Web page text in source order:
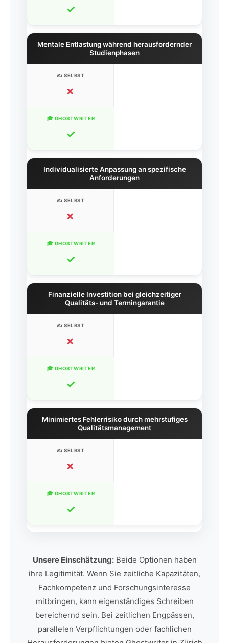
✓
Mentale Entlastung während herausfordernder
Studienphasen
✗
✓
Individualisierte Anpassung an spezifische
Anforderungen
✗
✓
Finanzielle Investition bei gleichzeitiger
Qualitäts- und Termingarantie
✗
✓
Minimiertes Fehlerrisiko durch mehrstufiges
Qualitätsmanagement
✗
✓
Unsere Einschätzung:Beide Optionen haben
ihre Legitimität. Wenn Sie zeitliche Kapazitäten,
Fachkompetenz und Forschungsinteresse
mitbringen, kann eigenständiges Schreiben
bereichernd sein. Bei zeitlichen Engpässen,
parallelen Verpflichtungen oder fachlichen